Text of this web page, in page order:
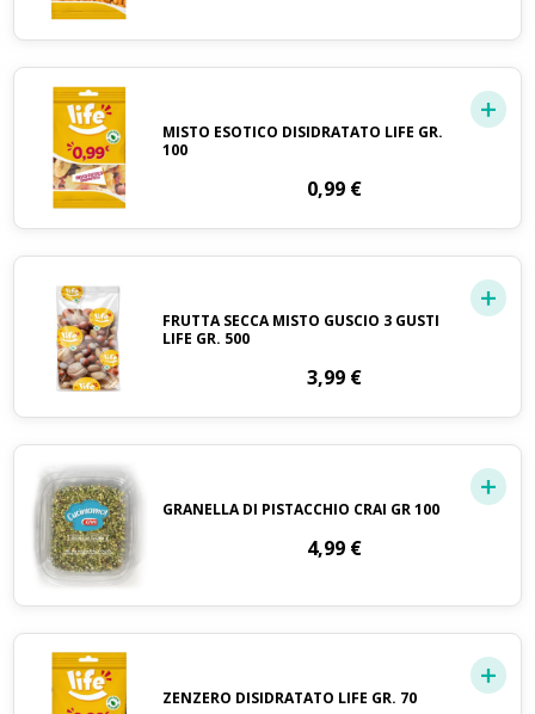
MISTO ESOTICO DISIDRATATO LIFE GR.
100
0,99 €
FRUTTA SECCA MISTO GUSCIO 3 GUSTI
LIFE GR. 500
3,99 €
GRANELLA DI PISTACCHIO CRAI GR 100
4,99 €
ZENZERO DISIDRATATO LIFE GR. 70